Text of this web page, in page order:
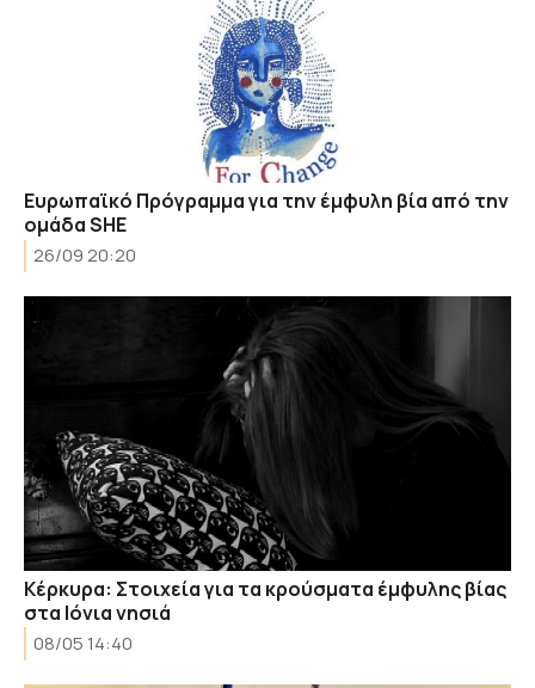
Ευρωπαϊκό Πρόγραμμα για την έμφυλη βία από την
ομάδα SHE
26/09 20:20
Κέρκυρα: Στοιχεία για τα κρούσματα έμφυλης βίας
στα Ιόνια νησιά
08/05 14:40